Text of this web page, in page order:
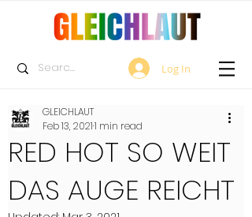
Log In
RED HOT SO WEIT
DAS AUGE REICHT
GLEICHLAUT
Feb 13, 20211 min read